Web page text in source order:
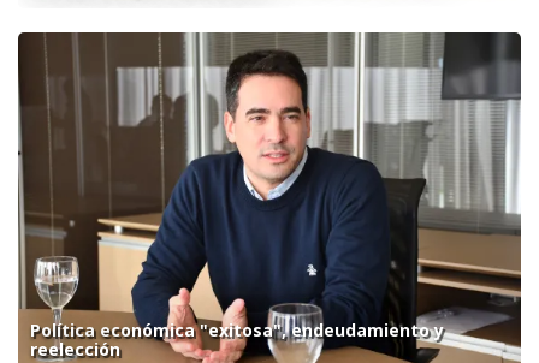
Política económica "exitosa", endeudamiento y
reelección